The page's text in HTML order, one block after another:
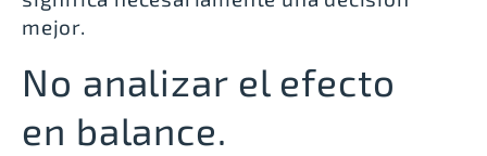
mejor.
No analizar el efecto
en balance.